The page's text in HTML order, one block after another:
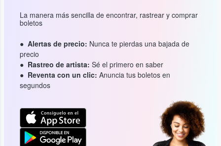
La manera más sencilla de encontrar, rastrear y comprar
boletos
Alertas de precio: Nunca te pierdas una bajada de
precio
Rastreo de artista: Sé el primero en saber
Reventa con un clic: Anuncia tus boletos en
segundos